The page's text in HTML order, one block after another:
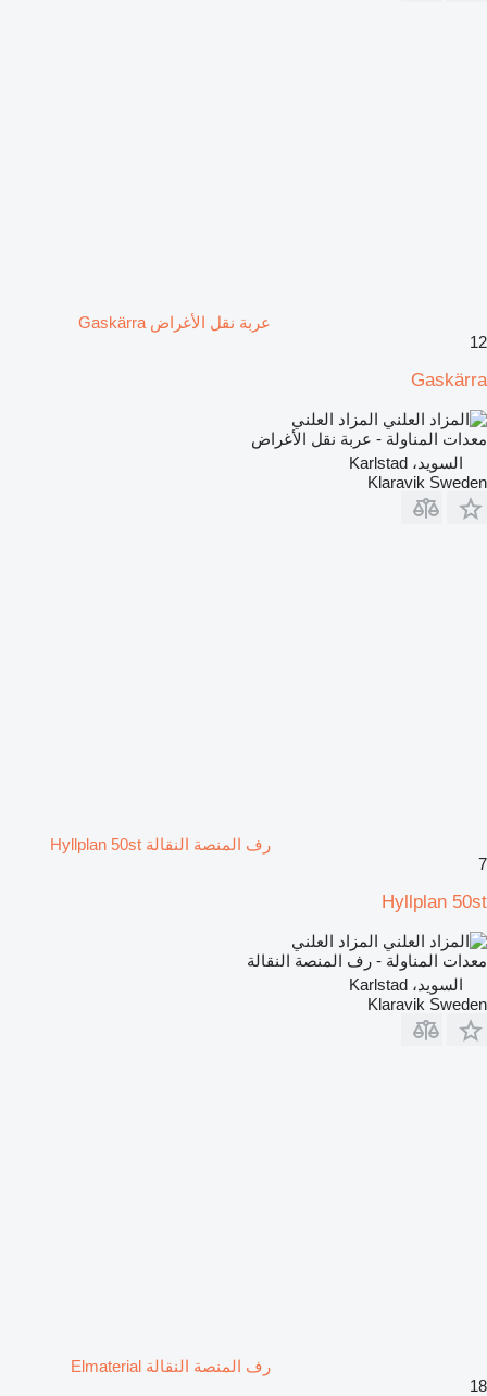
عربة نقل الأغراض Gaskärra
12
Gaskärra
المزاد العلني
معدات المناولة - عربة نقل الأغراض
السويد، Karlstad
Klaravik Sweden
رف المنصة النقالة Hyllplan 50st
7
Hyllplan 50st
المزاد العلني
معدات المناولة - رف المنصة النقالة
السويد، Karlstad
Klaravik Sweden
رف المنصة النقالة Elmaterial
18